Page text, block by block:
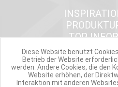
TOP
Werde Teil der Miweba
Diese Website benutzt
Betrieb der Website
werden. Andere Cookies, die den
Website erhöhen, der
Interaktion mit anderen